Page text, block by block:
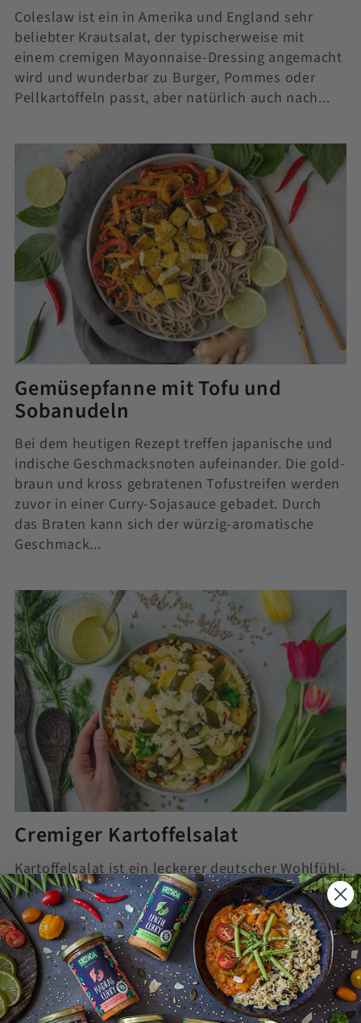
Coleslaw ist ein in Amerika und England sehr
beliebter Krautsalat, der typischerweise mit
einem cremigen Mayonnaise-Dressing angemacht
wird und wunderbar zu Burger, Pommes oder
Pellkartoffeln passt, aber natürlich auch nach...
Gemüsepfanne mit Tofu und
Sobanudeln
Bei dem heutigen Rezept treffen japanische und
indische Geschmacksnoten aufeinander. Die gold-
braun und kross gebratenen Tofustreifen werden
zuvor in einer Curry-Sojasauce gebadet. Durch
das Braten kann sich der würzig-aromatische
Geschmack...
Cremiger Kartoffelsalat
Kartoffelsalat ist ein leckerer deutscher Wohlfühl-
Klassiker, den es in den verschiedensten
Varianten gibt. Jede Familie hat ihr eigenes
überliefertes Rezept. Während Kartoffelsalat in
Süddeutschland üblicherweise mit Essig, Öl und
Gemüsebrühe...